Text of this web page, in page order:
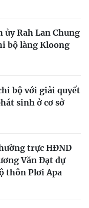
Rah Lan Chung
bộ làng Kloong
bộ với giải quyết
sinh ở cơ sở
trực HĐND
Văn Đạt dự
thôn Plơi Apa